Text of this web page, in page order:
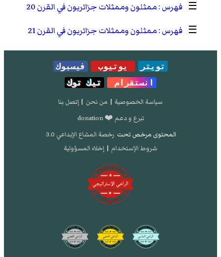
☰
ممثلون وممثلات جزائريون في القرن 20
☰
ممثلون وممثلات جزائريون في القرن 21
تويتر يوتيوب
فيسبوك
انستقرام
تيك توك
سياسة الخصوصية | من نحن | إتصل بنا
تبرع و دعم ❤️ donation
المحتوى مرخص تحت رخصة المشاع الإبداعي 3.0
شروط الإستخدام | إخلاء المسؤولية